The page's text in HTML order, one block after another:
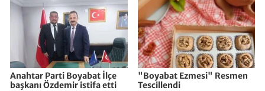
Anahtar Parti Boyabat İlçe
başkanı Özdemir istifa etti
"Boyabat Ezmesi" Resmen
Tescillendi